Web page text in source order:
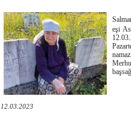
eşi
12.03.2023